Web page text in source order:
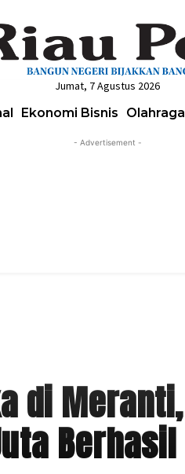
Jumat, 7 Agustus 2026
Ekonomi Bisnis Olahraga
- Advertisement -
di Meranti,
Berhasil